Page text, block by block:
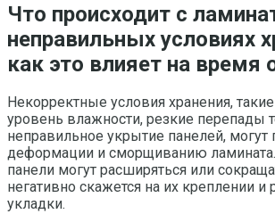
Что происходит с
неправильных условиях
как это влияет на время
Некорректные условия хранения,
уровень влажности, резкие перепады
неправильное укрытие панелей, могут
деформации и сморщиванию ламината.
панели могут расширяться или
негативно скажется на их креплении и
укладки.